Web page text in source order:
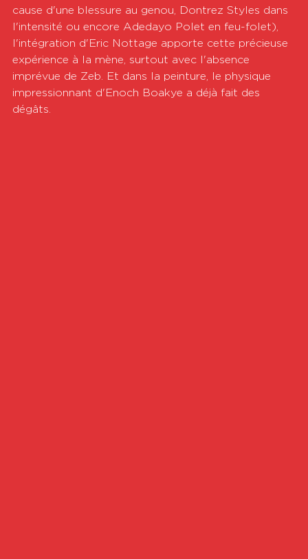
cause d'une blessure au genou, Dontrez Styles dans
l'intensité ou encore Adedayo Polet en feu-folet),
l'intégration d'Eric Nottage apporte cette précieuse
expérience à la mène, surtout avec l'absence
imprévue de Zeb. Et dans la peinture, le physique
impressionnant d'Enoch Boakye a déjà fait des
dégâts.